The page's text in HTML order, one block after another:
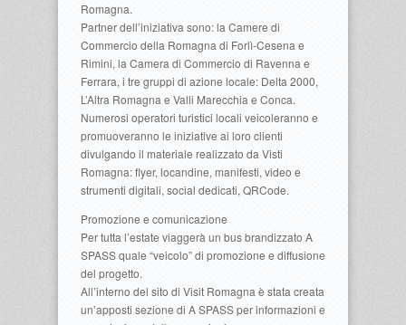
Romagna.
Partner dell’iniziativa sono: la Camere di
Commercio della Romagna di Forlì-Cesena e
Rimini, la Camera di Commercio di Ravenna e
Ferrara, i tre gruppi di azione locale: Delta 2000,
L’Altra Romagna e Valli Marecchia e Conca.
Numerosi operatori turistici locali veicoleranno e
promuoveranno le iniziative ai loro clienti
divulgando il materiale realizzato da Visti
Romagna: flyer, locandine, manifesti, video e
strumenti digitali, social dedicati, QRCode.
Promozione e comunicazione
Per tutta l’estate viaggerà un bus brandizzato A
SPASS quale “veicolo” di promozione e diffusione
del progetto.
All’interno del sito di Visit Romagna è stata creata
un’apposti sezione di A SPASS per informazioni e